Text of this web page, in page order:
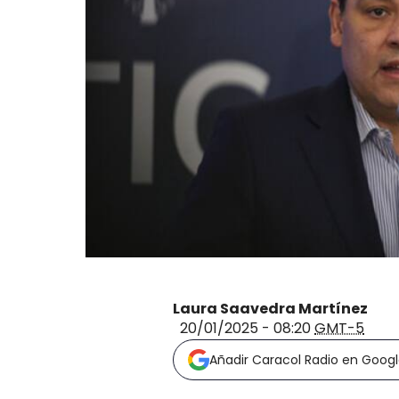
Laura Saavedra Martínez
20/01/2025 - 08:20GMT-5
Añadir Caracol Radio en